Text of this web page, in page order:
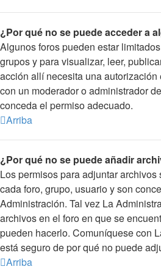
¿Por qué no se puede acceder a
Algunos foros pueden estar
grupos y para visualizar, leer,
acción allí necesita una
con un moderador o administrador
conceda el permiso adecuado.
Arriba
¿Por qué no se puede añadir
Los permisos para adjuntar
cada foro, grupo, usuario y son
Administración. Tal vez La
archivos en el foro en que se
pueden hacerlo. Comuníquese con
está seguro de por qué no puede
Arriba